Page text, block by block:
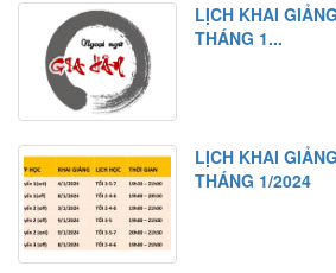
LỊCH KHAI
THÁNG 1...
LỊCH KHAI
THÁNG 1/2024